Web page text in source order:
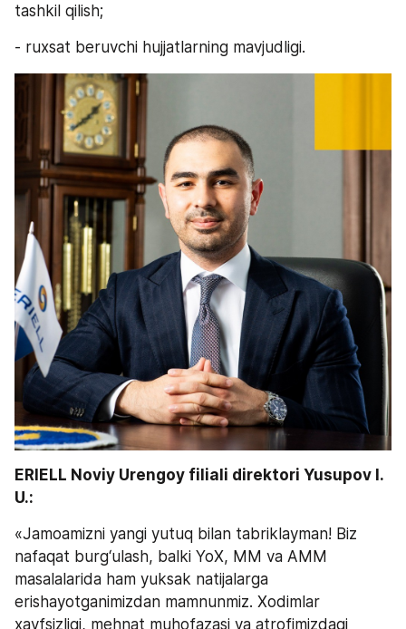
tashkil qilish;
- ruxsat beruvchi hujjatlarning mavjudligi.
ERIELL Noviy Urengoy filiali direktori Yusupov I.
U.:
«Jamoamizni yangi yutuq bilan tabriklayman! Biz
nafaqat burg‘ulash, balki YoX, MM va AMM
masalalarida ham yuksak natijalarga
erishayotganimizdan mamnunmiz. Xodimlar
xavfsizligi, mehnat muhofazasi va atrofimizdagi